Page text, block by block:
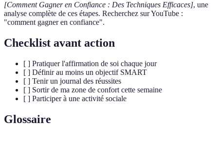
[Comment Gagner en Confiance : Des Techniques Efficaces], une
analyse complète de ces étapes. Recherchez sur YouTube :
"comment gagner en confiance".
Checklist avant action
[ ] Pratiquer l'affirmation de soi chaque jour
[ ] Définir au moins un objectif SMART
[ ] Tenir un journal des réussites
[ ] Sortir de ma zone de confort cette semaine
[ ] Participer à une activité sociale
Glossaire